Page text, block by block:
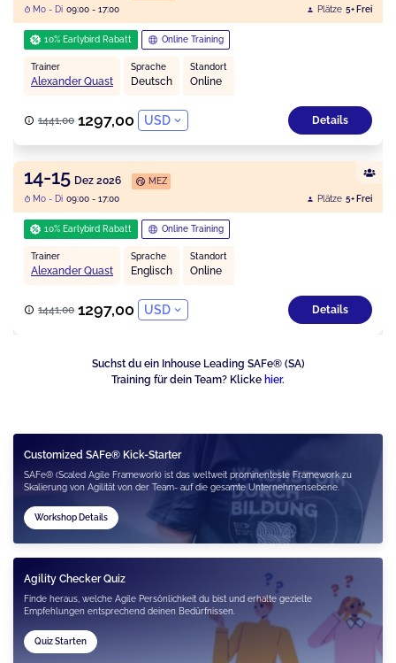
Mo - Di 09:00 - 17:00 Plätze 5+ Frei
10% Earlybird Rabatt Online Training
Trainer
Alexander Quast
Sprache
Deutsch
Standort
Online
1441,00 1297,00 USD Details
14-15 Dez 2026
MEZ
Mo - Di 09:00 - 17:00 Plätze 5+ Frei
10% Earlybird Rabatt Online Training
Trainer
Alexander Quast
Sprache
Englisch
Standort
Online
1441,00 1297,00 USD Details
Suchst du ein Inhouse Leading SAFe® (SA)
Training für dein Team? Klicke hier.
Customized SAFe® Kick-Starter
SAFe® (Scaled Agile Framework) ist das weltweit prominenteste Framework zu
Skalierung von Agilität von der Team- auf die gesamte Unternehmensebene.
Workshop Details
Agility Checker Quiz
Finde heraus, welche Agile Persönlichkeit du bist und erhalte gezielte
Empfehlungen entsprechend deinen Bedürfnissen.
Quiz Starten